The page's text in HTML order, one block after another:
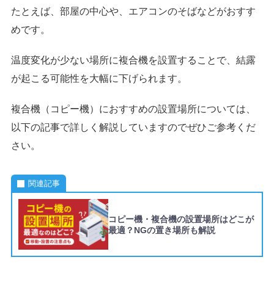
たとえば、部屋の中心や、エアコンのそばなどがおすす
めです。
温度変化が少ない場所に複合機を設置することで、結露
が起こる可能性を大幅に下げられます。
複合機（コピー機）におすすめの設置場所については、
以下の記事で詳しく解説していますのでぜひご参考くだ
さい。
関連記事
コピー機・複合機の設置場所はどこが
最適？NGの置き場所も解説